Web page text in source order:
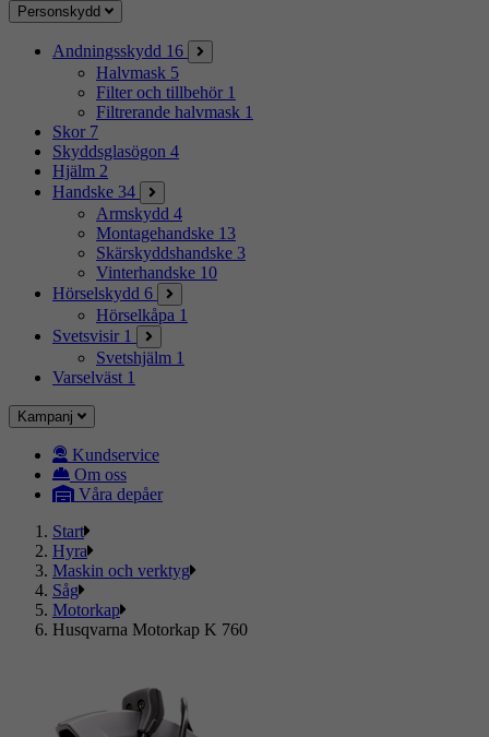
Personskydd
Andningsskydd 16
Halvmask 5
Filter och tillbehör 1
Filtrerande halvmask 1
Skor 7
Skyddsglasögon 4
Hjälm 2
Handske 34
Armskydd 4
Montagehandske 13
Skärskyddshandske 3
Vinterhandske 10
Hörselskydd 6
Hörselkåpa 1
Svetsvisir 1
Svetshjälm 1
Varselväst 1
Kampanj
Kundservice
Om oss
Våra depåer
Start
Hyra
Maskin och verktyg
Såg
Motorkap
Husqvarna Motorkap K 760